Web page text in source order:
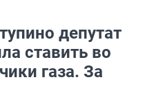
депутат
ставить во
газа. За